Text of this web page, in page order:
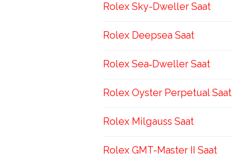
Rolex Sky-Dweller Saat
Rolex Deepsea Saat
Rolex Sea‑Dweller Saat
Rolex Oyster Perpetual Saat
Rolex Milgauss Saat
Rolex GMT-Master II Saat